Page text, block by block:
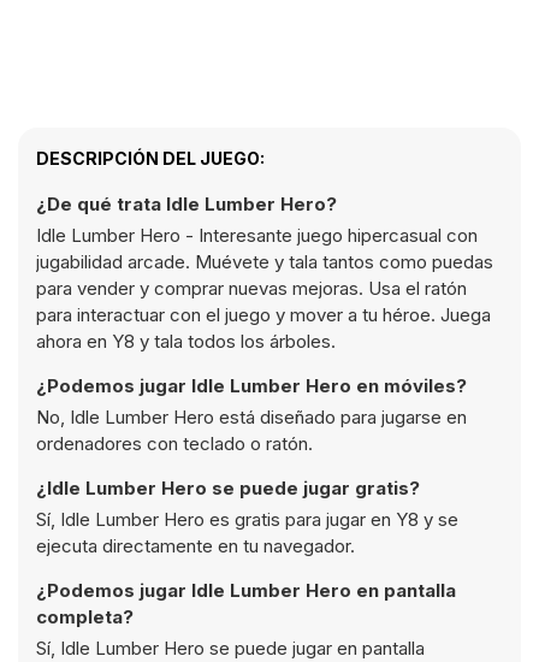
DESCRIPCIÓN DEL JUEGO:
¿De qué trata Idle Lumber Hero?
Idle Lumber Hero - Interesante juego hipercasual con
jugabilidad arcade. Muévete y tala tantos como puedas
para vender y comprar nuevas mejoras. Usa el ratón
para interactuar con el juego y mover a tu héroe. Juega
ahora en Y8 y tala todos los árboles.
¿Podemos jugar Idle Lumber Hero en móviles?
No, Idle Lumber Hero está diseñado para jugarse en
ordenadores con teclado o ratón.
¿Idle Lumber Hero se puede jugar gratis?
Sí, Idle Lumber Hero es gratis para jugar en Y8 y se
ejecuta directamente en tu navegador.
¿Podemos jugar Idle Lumber Hero en pantalla
completa?
Sí, Idle Lumber Hero se puede jugar en pantalla